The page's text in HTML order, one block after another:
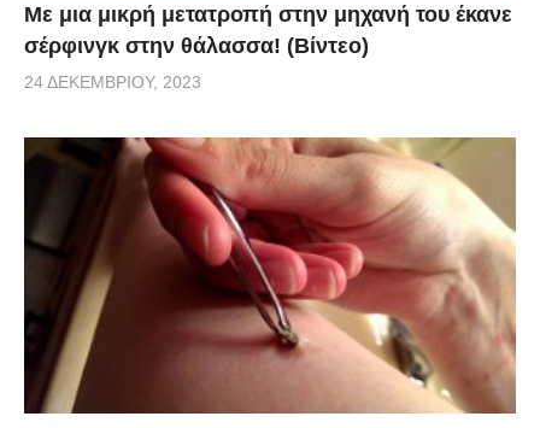
Με μια μικρή μετατροπή στην μηχανή του έκανε
σέρφινγκ στην θάλασσα! (Βίντεο)
24 ΔΕΚΕΜΒΡΊΟΥ, 2023